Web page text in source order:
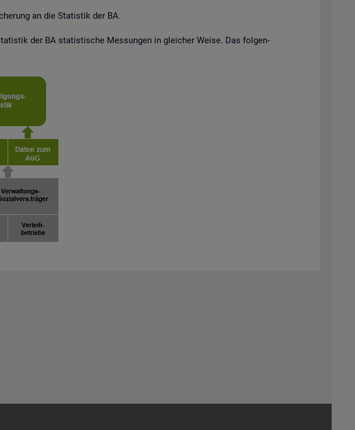
an die Sta­tis­tik der BA.
der BA sta­tis­ti­sche Mes­sun­gen in glei­cher Weise. Das fol­gen­